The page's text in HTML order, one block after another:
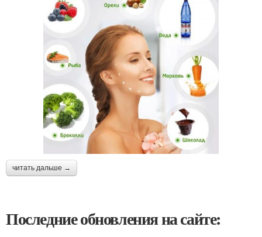
читать дальше →
Последние обновления на сайте: